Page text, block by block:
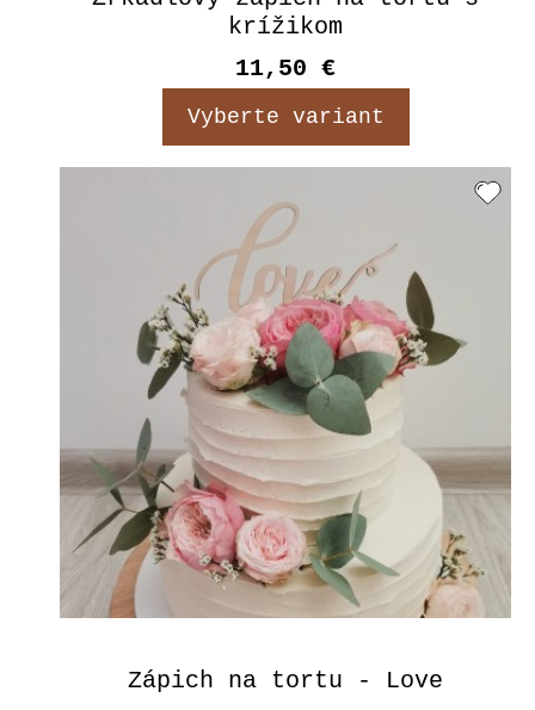
krížikom
11,50 €
Vyberte variant
Zápich na tortu - Love